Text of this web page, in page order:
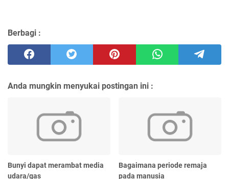
Berbagi :
Anda mungkin menyukai postingan ini :
Bunyi dapat merambat media
udara/gas
Bagaimana periode remaja
pada manusia